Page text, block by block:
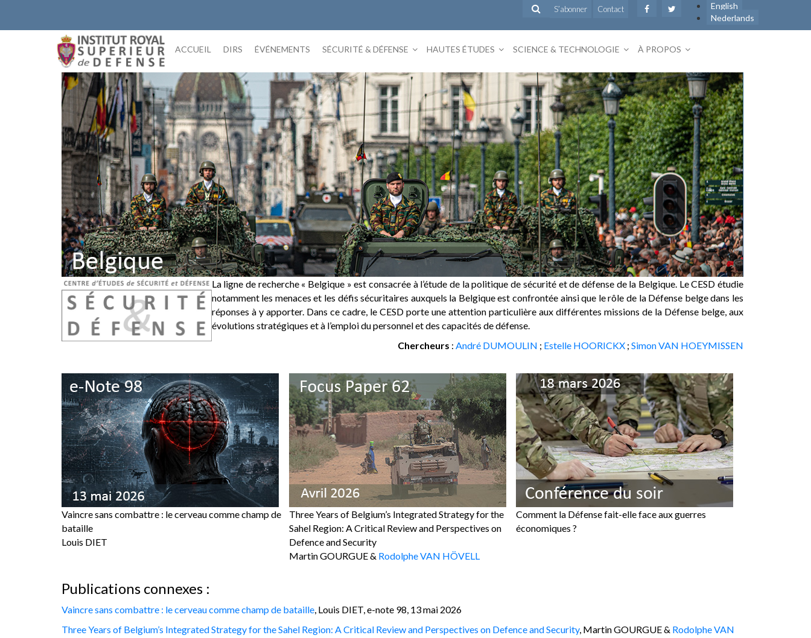
content
English
Nederlands
S’abonner Contact
ACCUEIL DIRS ÉVÉNEMENTS SÉCURITÉ & DÉFENSE HAUTES ÉTUDES SCIENCE & TECHNOLOGIE À PROPOS
La ligne de recherche « Belgique » est consacrée à l’étude de la politique de sécurité et de défense de la Belgique. Le CESD étudie
notamment les menaces et les défis sécuritaires auxquels la Belgique est confrontée ainsi que le rôle de la Défense belge dans les
réponses à y apporter. Dans ce cadre, le CESD porte une attention particulière aux différentes missions de la Défense belge, aux
évolutions stratégiques et à l’emploi du personnel et des capacités de défense.
Chercheurs : André DUMOULIN ; Estelle HOORICKX; Simon VAN HOEYMISSEN
Vaincre sans combattre : le cerveau comme champ de
bataille
Louis DIET
Three Years of Belgium’s Integrated Strategy for the
Sahel Region: A Critical Review and Perspectives on
Defence and Security
Martin GOURGUE & Rodolphe VAN HÖVELL
Comment la Défense fait-elle face aux guerres
économiques ?
Publications connexes :
Vaincre sans combattre : le cerveau comme champ de bataille, Louis DIET, e-note 98, 13 mai 2026
Three Years of Belgium’s Integrated Strategy for the Sahel Region: A Critical Review and Perspectives on Defence and Security, Martin GOURGUE & Rodolphe VAN